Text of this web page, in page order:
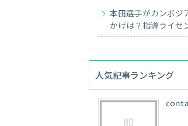
本田選手がカンボジ
かけは？指導ライセ
人気記事ランキング